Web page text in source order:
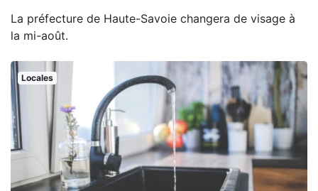
La préfecture de Haute-Savoie changera de visage à
la mi-août.
Locales